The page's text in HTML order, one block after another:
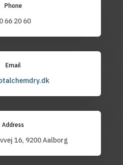
Phone
66 20 60
Email
Address
16, 9200 Aalborg